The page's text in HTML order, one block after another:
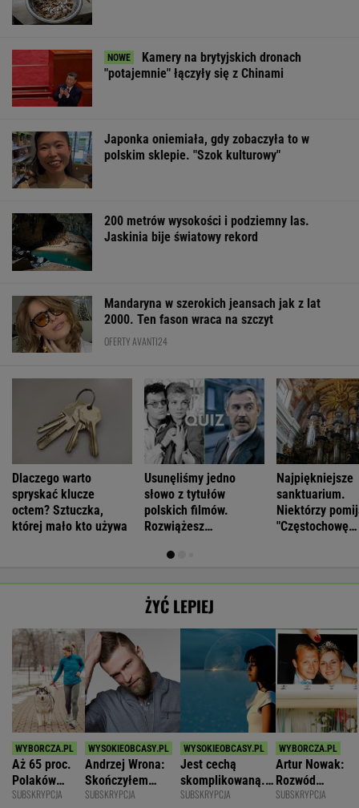
Kamery na brytyjskich dronach
"potajemnie" łączyły się z Chinami
Japonka oniemiała, gdy zobaczyła to w
polskim sklepie. "Szok kulturowy"
200 metrów wysokości i podziemny las.
Jaskinia bije światowy rekord
Mandaryna w szerokich jeansach jak z lat
2000. Ten fason wraca na szczyt
OFERTY AVANTI24
Dlaczego warto
spryskać klucze
octem? Sztuczka,
której mało kto używa
Usunęliśmy jedno
słowo z tytułów
polskich filmów.
Rozwiążesz
Najpiękniejsze
sanktuarium.
Niektórzy
"Częstochowę
ŻYĆ LEPIEJ
Aż 65 proc.
Polaków
odczuwa
SUBSKRYPCJA
Andrzej Wrona:
Skończyłem
karierę, bo
SUBSKRYPCJA
Jest cechą
skomplikowaną.
Sprawia, że silniej
SUBSKRYPCJA
Artur Nowak:
Rozwód
odsłania dużo
SUBSKRYPCJA